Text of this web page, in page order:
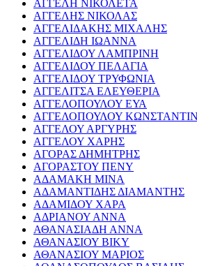
ΑΓΓΕΛΗ ΝΙΚΟΛΕΤΑ
ΑΓΓΕΛΗΣ ΝΙΚΟΛΑΣ
ΑΓΓΕΛΙΔΑΚΗΣ ΜΙΧΑΛΗΣ
ΑΓΓΕΛΙΔΗ ΙΩΑΝΝΑ
ΑΓΓΕΛΙΔΟΥ ΛΑΜΠΡΙΝΗ
ΑΓΓΕΛΙΔΟΥ ΠΕΛΑΓΙΑ
ΑΓΓΕΛΙΔΟΥ ΤΡΥΦΩΝΙΑ
ΑΓΓΕΛΙΤΣΑ ΕΛΕΥΘΕΡΙΑ
ΑΓΓΕΛΟΠΟΥΛΟΥ ΕΥΑ
ΑΓΓΕΛΟΠΟΥΛΟΥ
ΑΓΓΕΛΟΥ ΑΡΓΥΡΗΣ
ΑΓΓΕΛΟΥ ΧΑΡΗΣ
ΑΓΟΡΑΣ ΔΗΜΗΤΡΗΣ
ΑΓΟΡΑΣΤΟΥ ΠΕΝΥ
ΑΔΑΜΑΚΗ ΜΙΝΑ
ΑΔΑΜΑΝΤΙΔΗΣ ΔΙΑΜΑΝΤΗΣ
ΑΔΑΜΙΔΟΥ ΧΑΡΑ
ΑΔΡΙΑΝΟΥ ΑΝΝΑ
ΑΘΑΝΑΣΙΑΔΗ ΑΝΝΑ
ΑΘΑΝΑΣΙΟΥ ΒΙΚΥ
ΑΘΑΝΑΣΙΟΥ ΜΑΡΙΟΣ